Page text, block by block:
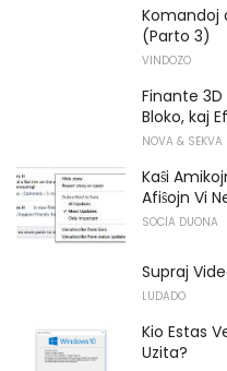
Komandoj
(Parto 3)
VINDOZO
Finante
Bloko, kaj
NOVA & SEKVA
Kaŝi
Afiŝojn Vi
SOCIA DUONA
Supraj
LUDADO
Kio Estas
Uzita?